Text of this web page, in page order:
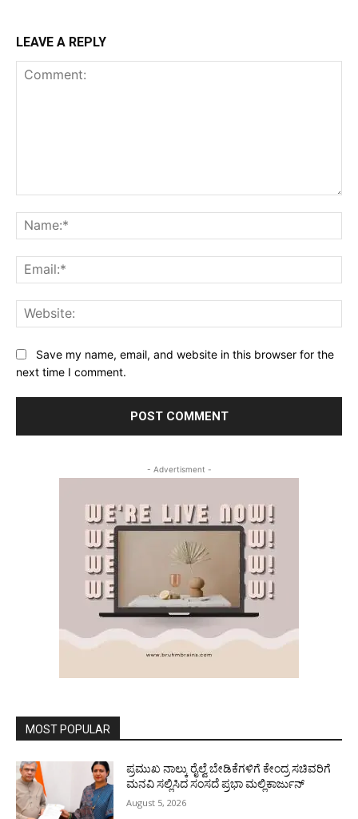
LEAVE A REPLY
Save my name, email, and website in this browser for the
next time I comment.
- Advertisment -
MOST POPULAR
ಪ್ರಮುಖ ನಾಲ್ಕು ರೈಲ್ವೆ ಬೇಡಿಕೆಗಳಿಗೆ ಕೇಂದ್ರ ಸಚಿವರಿಗೆ
ಮನವಿ ಸಲ್ಲಿಸಿದ ಸಂಸದೆ ಪ್ರಭಾ ಮಲ್ಲಿಕಾರ್ಜುನ್
August 5, 2026